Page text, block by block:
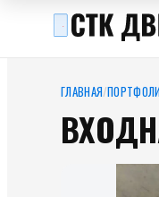
ГЛАВНАЯ/